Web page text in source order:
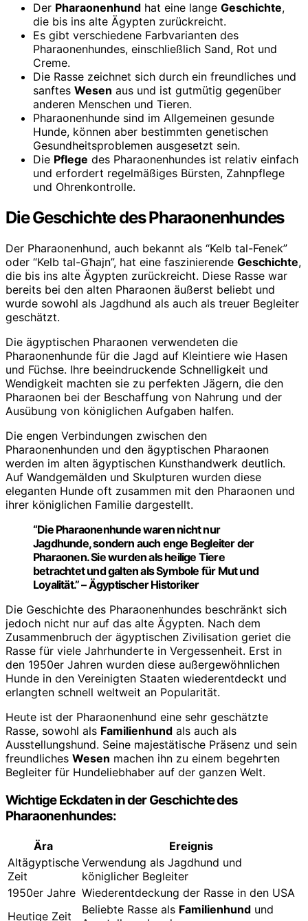
Der Pharaonenhund hat eine lange Geschichte,
die bis ins alte Ägypten zurückreicht.
Es gibt verschiedene Farbvarianten des
Pharaonenhundes, einschließlich Sand, Rot und
Creme.
Die Rasse zeichnet sich durch ein freundliches und
sanftes Wesen aus und ist gutmütig gegenüber
anderen Menschen und Tieren.
Pharaonenhunde sind im Allgemeinen gesunde
Hunde, können aber bestimmten genetischen
Gesundheitsproblemen ausgesetzt sein.
Die Pflege des Pharaonenhundes ist relativ einfach
und erfordert regelmäßiges Bürsten, Zahnpflege
und Ohrenkontrolle.
Die Geschichte des Pharaonenhundes
Der Pharaonenhund, auch bekannt als “Kelb tal-Fenek”
oder “Kelb tal-Għajn”, hat eine faszinierende Geschichte,
die bis ins alte Ägypten zurückreicht. Diese Rasse war
bereits bei den alten Pharaonen äußerst beliebt und
wurde sowohl als Jagdhund als auch als treuer Begleiter
geschätzt.
Die ägyptischen Pharaonen verwendeten die
Pharaonenhunde für die Jagd auf Kleintiere wie Hasen
und Füchse. Ihre beeindruckende Schnelligkeit und
Wendigkeit machten sie zu perfekten Jägern, die den
Pharaonen bei der Beschaffung von Nahrung und der
Ausübung von königlichen Aufgaben halfen.
Die engen Verbindungen zwischen den
Pharaonenhunden und den ägyptischen Pharaonen
werden im alten ägyptischen Kunsthandwerk deutlich.
Auf Wandgemälden und Skulpturen wurden diese
eleganten Hunde oft zusammen mit den Pharaonen und
ihrer königlichen Familie dargestellt.
“Die Pharaonenhunde waren nicht nur
Jagdhunde, sondern auch enge Begleiter der
Pharaonen. Sie wurden als heilige Tiere
betrachtet und galten als Symbole für Mut und
Loyalität.” – Ägyptischer Historiker
Die Geschichte des Pharaonenhundes beschränkt sich
jedoch nicht nur auf das alte Ägypten. Nach dem
Zusammenbruch der ägyptischen Zivilisation geriet die
Rasse für viele Jahrhunderte in Vergessenheit. Erst in
den 1950er Jahren wurden diese außergewöhnlichen
Hunde in den Vereinigten Staaten wiederentdeckt und
erlangten schnell weltweit an Popularität.
Heute ist der Pharaonenhund eine sehr geschätzte
Rasse, sowohl als Familienhund als auch als
Ausstellungshund. Seine majestätische Präsenz und sein
freundliches Wesen machen ihn zu einem begehrten
Begleiter für Hundeliebhaber auf der ganzen Welt.
Wichtige Eckdaten in der Geschichte des
Pharaonenhundes:
Ära
Ereignis
Altägyptische
Zeit
Verwendung als Jagdhund und
königlicher Begleiter
1950er Jahre Wiederentdeckung der Rasse in den USA
Heutige Zeit
Beliebte Rasse als Familienhund und